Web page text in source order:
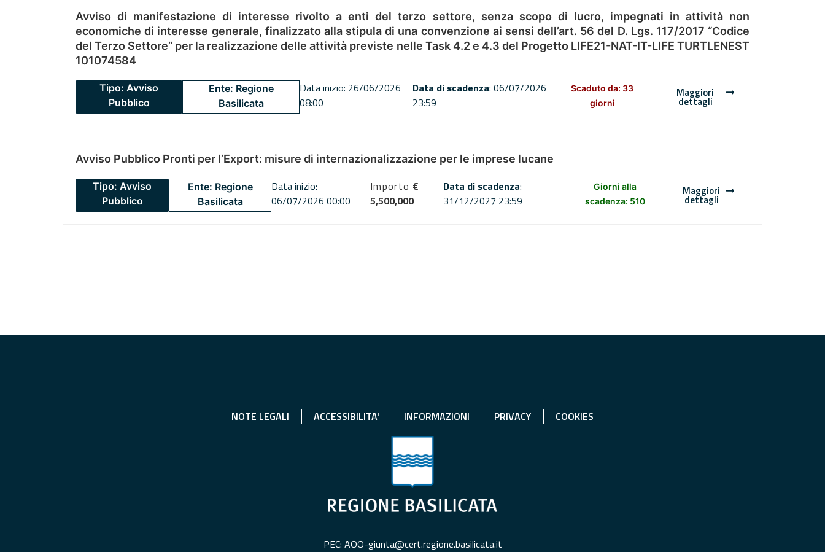
Avviso di manifestazione di interesse rivolto a enti del terzo settore, senza scopo di lucro, impegnati in attività non
economiche di interesse generale, finalizzato alla stipula di una convenzione ai sensi dell’art. 56 del D. Lgs. 117/2017 “Codice
del Terzo Settore” per la realizzazione delle attività previste nelle Task 4.2 e 4.3 del Progetto LIFE21-NAT-IT-LIFE TURTLENEST
101074584
Tipo: Avviso
Pubblico
Ente: Regione
Basilicata
Data inizio: 26/06/2026
08:00
Data di scadenza: 06/07/2026
23:59
Scaduto da: 33
giorni
Maggiori
dettagli
Avviso Pubblico Pronti per l’Export: misure di internazionalizzazione per le imprese lucane
Tipo: Avviso
Pubblico
Ente: Regione
Basilicata
Data inizio:
06/07/2026 00:00
Importo €
5,500,000
Data di scadenza:
31/12/2027 23:59
Giorni alla
scadenza: 510
Maggiori
dettagli
NOTE LEGALI ACCESSIBILITA' INFORMAZIONI PRIVACY COOKIES
PEC: AOO-giunta@cert.regione.basilicata.it